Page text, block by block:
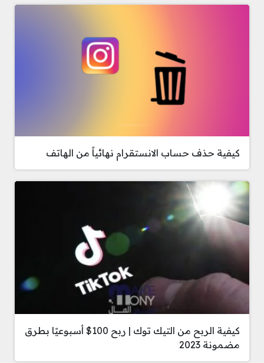
كيفية حذف حساب الانستقرام نهائياً من الهاتف
كيفية الربح من التيك توك | ربح 100$ أسبوعيًا بطرق
مضمونة 2023